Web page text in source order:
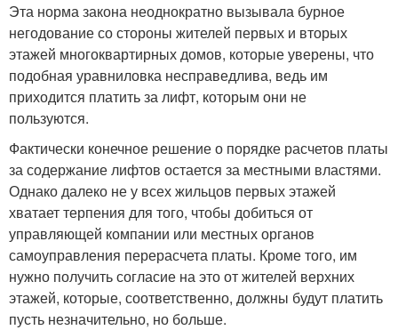
Эта норма закона неоднократно вызывала бурное
негодование со стороны жителей первых и вторых
этажей многоквартирных домов, которые уверены, что
подобная уравниловка несправедлива, ведь им
приходится платить за лифт, которым они не
пользуются.
Фактически конечное решение о порядке расчетов платы
за содержание лифтов остается за местными властями.
Однако далеко не у всех жильцов первых этажей
хватает терпения для того, чтобы добиться от
управляющей компании или местных органов
самоуправления перерасчета платы. Кроме того, им
нужно получить согласие на это от жителей верхних
этажей, которые, соответственно, должны будут платить
пусть незначительно, но больше.